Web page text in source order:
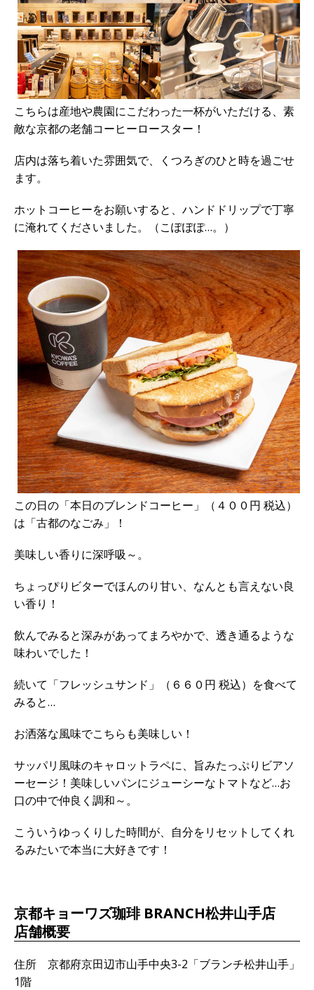
こちらは産地や農園にこだわった一杯がいただける、素
敵な京都の老舗コーヒーロースター！
店内は落ち着いた雰囲気で、くつろぎのひと時を過ごせ
ます。
ホットコーヒーをお願いすると、ハンドドリップで丁寧
に淹れてくださいました。（こぽぽぽ…。）
この日の「本日のブレンドコーヒー」（４００円 税込）
は「古都のなごみ」！
美味しい香りに深呼吸～。
ちょっぴりビターでほんのり甘い、なんとも言えない良
い香り！
飲んでみると深みがあってまろやかで、透き通るような
味わいでした！
続いて「フレッシュサンド」（６６０円 税込）を食べて
みると…
お洒落な風味でこちらも美味しい！
サッパリ風味のキャロットラペに、旨みたっぷりビアソ
ーセージ！美味しいパンにジューシーなトマトなど…お
口の中で仲良く調和～。
こういうゆっくりした時間が、自分をリセットしてくれ
るみたいで本当に大好きです！
京都キョーワズ珈琲 BRANCH松井山手店
店舗概要
住所 京都府京田辺市山手中央3-2「ブランチ松井山手」
1階